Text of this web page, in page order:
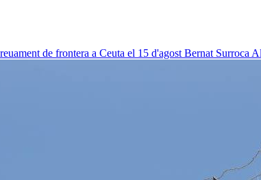
de frontera a Ceuta el 15 d'agost Bernat Surroca